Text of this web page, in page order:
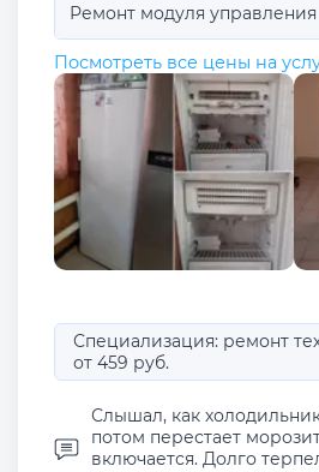
Ремонт модуля управления
Посмотреть все цены на
Специализация: ремонт
от 459 руб.
Слышал, как
потом перестает
включается. Долго